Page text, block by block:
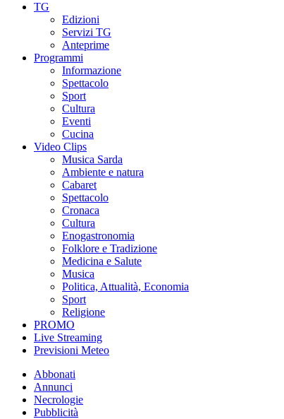
TG
Edizioni
Servizi TG
Anteprime
Programmi
Informazione
Spettacolo
Sport
Cultura
Eventi
Cucina
Video Clips
Musica Sarda
Ambiente e natura
Cabaret
Spettacolo
Cronaca
Cultura
Enogastronomia
Folklore e Tradizione
Medicina e Salute
Musica
Politica, Attualità, Economia
Sport
Religione
PROMO
Live Streaming
Previsioni Meteo
Abbonati
Annunci
Necrologie
Pubblicità